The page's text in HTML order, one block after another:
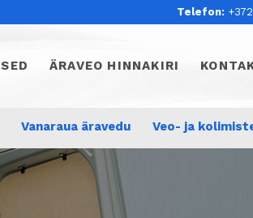
Telefon:
ÄRAVEO HINNAKIRI
Vanaraua äravedu Veo- ja